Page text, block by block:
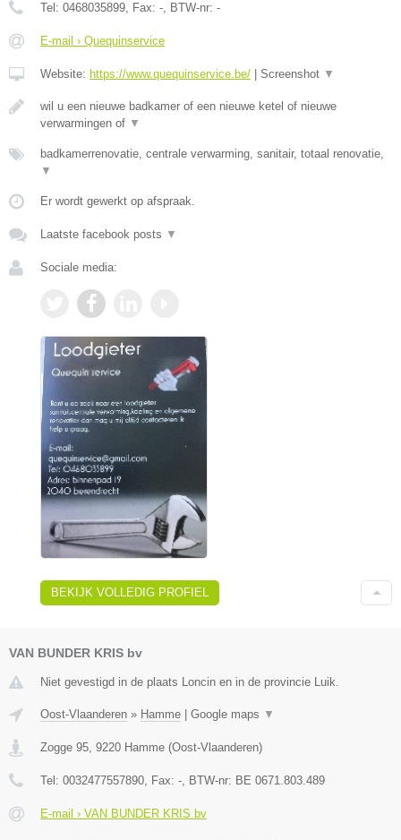
Tel: 0468035899, Fax: -, BTW-nr: -
E-mail › Quequinservice
Website: https://www.quequinservice.be/ Screenshot ▼
wil u een nieuwe badkamer of een nieuwe ketel of nieuwe
verwarmingen of ▼
badkamerrenovatie, centrale verwarming, sanitair, totaal renovatie,
▼
Er wordt gewerkt op afspraak.
Laatste facebook posts ▼
Sociale media:
BEKIJK VOLLEDIG PROFIEL
VAN BUNDER KRIS bv
Niet gevestigd in de plaats Loncin en in de provincie Luik.
Oost-Vlaanderen » Hamme Google maps ▼
Zogge 95, 9220 Hamme (Oost-Vlaanderen)
Tel: 0032477557890, Fax: -, BTW-nr: BE 0671.803.489
E-mail › VAN BUNDER KRIS bv